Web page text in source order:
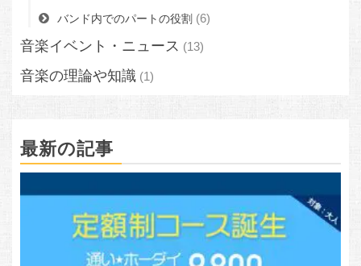
バンド内でのパートの役割 (6)
音楽イベント・ニュース (13)
音楽の理論や知識 (1)
最新の記事